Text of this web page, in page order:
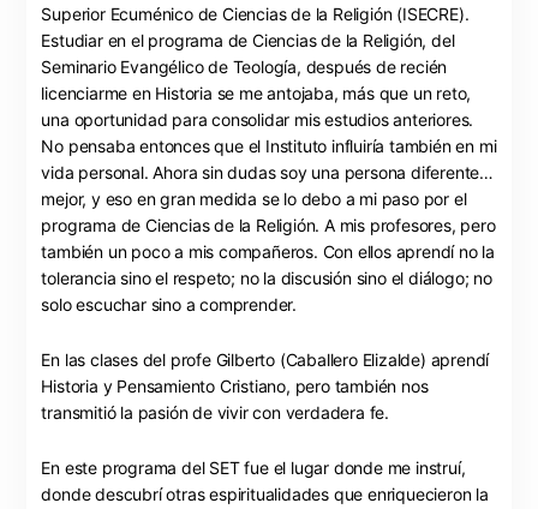
Superior Ecuménico de Ciencias de la Religión (ISECRE).
Estudiar en el programa de Ciencias de la Religión, del
Seminario Evangélico de Teología, después de recién
licenciarme en Historia se me antojaba, más que un reto,
una oportunidad para consolidar mis estudios anteriores.
No pensaba entonces que el Instituto influiría también en mi
vida personal. Ahora sin dudas soy una persona diferente…
mejor, y eso en gran medida se lo debo a mi paso por el
programa de Ciencias de la Religión. A mis profesores, pero
también un poco a mis compañeros. Con ellos aprendí no la
tolerancia sino el respeto; no la discusión sino el diálogo; no
solo escuchar sino a comprender.
En las clases del profe Gilberto (Caballero Elizalde) aprendí
Historia y Pensamiento Cristiano, pero también nos
transmitió la pasión de vivir con verdadera fe.
En este programa del SET fue el lugar donde me instruí,
donde descubrí otras espiritualidades que enriquecieron la